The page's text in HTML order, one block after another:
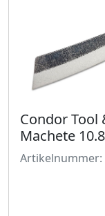
Condor Tool
Machete
Artikelnummer: